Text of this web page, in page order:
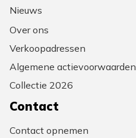
Nieuws
Over ons
Verkoopadressen
Algemene actievoorwaarden
Collectie 2026
Contact
Contact opnemen